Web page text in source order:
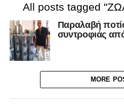
All posts tagged
Παραλαβή
συντροφιάς
MORE